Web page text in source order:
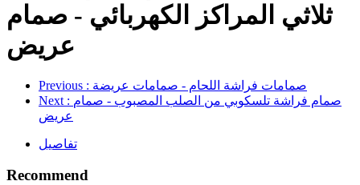
ثلاثي المراكز الكهربائي - صمام
عريض
Previous
: صمامات فراشة اللحام - صمامات عريضة
Next : صمام فراشة تلسكوبي من الصلب المصبوب - صمام
عريض
تفاصيل
Recommend